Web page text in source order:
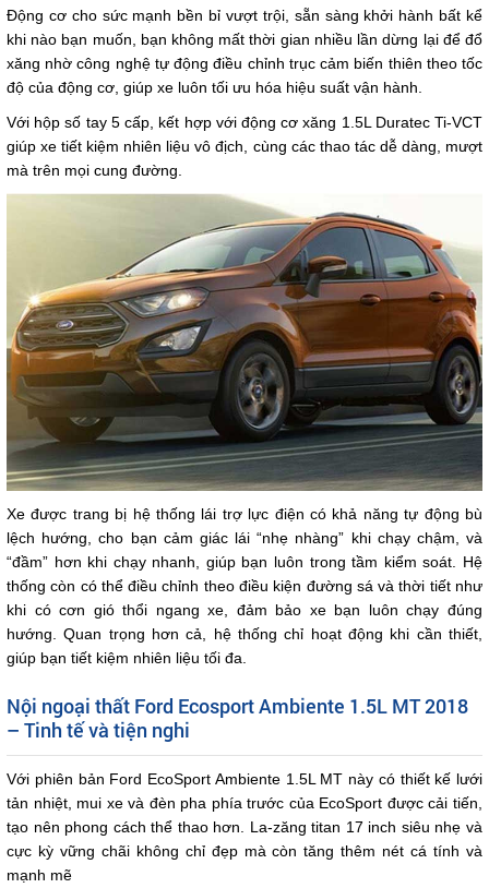
Động cơ cho sức mạnh bền bỉ vượt trội, sẵn sàng khởi hành bất kể
khi nào bạn muốn, bạn không mất thời gian nhiều lần dừng lại để đổ
xăng nhờ công nghệ tự động điều chỉnh trục cảm biến thiên theo tốc
độ của động cơ, giúp xe luôn tối ưu hóa hiệu suất vận hành.
Với hộp số tay 5 cấp, kết hợp với động cơ xăng 1.5L Duratec Ti-VCT
giúp xe tiết kiệm nhiên liệu vô địch, cùng các thao tác dễ dàng, mượt
mà trên mọi cung đường.
Xe được trang bị hệ thống lái trợ lực điện có khả năng tự động bù
lệch hướng, cho bạn cảm giác lái “nhẹ nhàng” khi chạy chậm, và
“đầm” hơn khi chạy nhanh, giúp bạn luôn trong tầm kiểm soát. Hệ
thống còn có thể điều chỉnh theo điều kiện đường sá và thời tiết như
khi có cơn gió thổi ngang xe, đảm bảo xe bạn luôn chạy đúng
hướng. Quan trọng hơn cả, hệ thống chỉ hoạt động khi cần thiết,
giúp bạn tiết kiệm nhiên liệu tối đa.
Nội ngoại thất Ford Ecosport Ambiente 1.5L MT 2018
– Tinh tế và tiện nghi
Với phiên bản Ford EcoSport Ambiente 1.5L MT này có thiết kế lưới
tản nhiệt, mui xe và đèn pha phía trước của EcoSport được cải tiến,
tạo nên phong cách thể thao hơn. La-zăng titan 17 inch siêu nhẹ và
cực kỳ vững chãi không chỉ đẹp mà còn tăng thêm nét cá tính và
mạnh mẽ